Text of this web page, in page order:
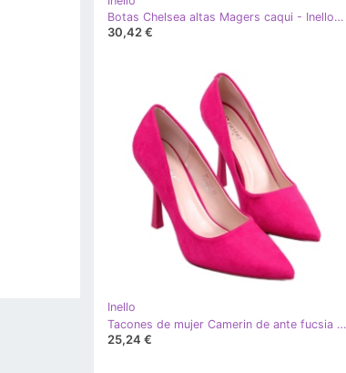
Botas Chelsea altas Magers caqui - Inello beige
30,42 €
Inello
Tacones de mujer Camerin de ante fucsia - Inello rosa
25,24 €